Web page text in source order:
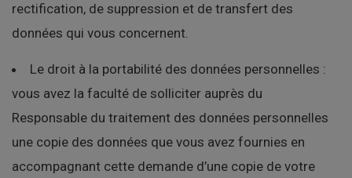
rectification, de suppression et de transfert des
données qui vous concernent.
Le droit à la portabilité des données personnelles :
vous avez la faculté de solliciter auprès du
Responsable du traitement des données personnelles
une copie des données que vous avez fournies en
accompagnant cette demande d’une copie de votre